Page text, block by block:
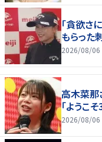
「貪欲さ
もらった
2026/08/06
高木菜
「ようこ
2026/08/06